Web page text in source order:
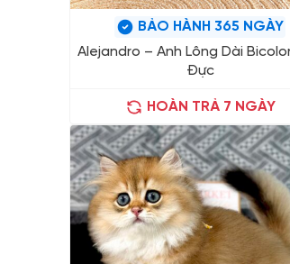
BẢO HÀNH 365 NGÀY
Alejandro – Anh Lông Dài
Đực
HOÀN TRẢ 7 NGÀY